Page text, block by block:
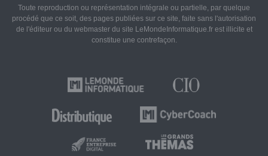
Toute reproduction ou représentation intégrale ou partielle, par quelque
procédé que ce soit, des pages publiées sur ce site, faite sans l'autorisation
de l'éditeur ou du webmaster du site LeMondeInformatique.fr est illicite et
constitue une contrefaçon.